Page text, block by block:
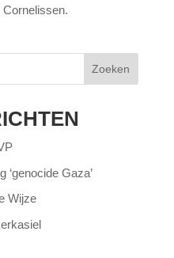
Zoeken
‘genocide Gaza’
Wijze